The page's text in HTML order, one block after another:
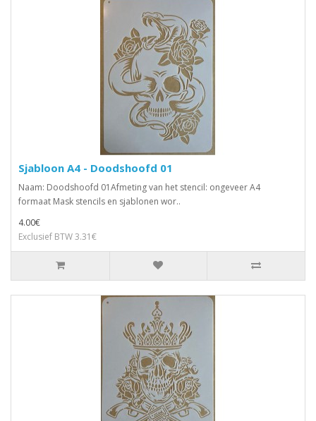
Sjabloon A4 - Doodshoofd 01
Naam: Doodshoofd 01Afmeting van het stencil: ongeveer A4
formaat Mask stencils en sjablonen wor..
4.00€
Exclusief BTW 3.31€